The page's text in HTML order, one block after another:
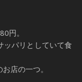
円。
ッパリとしていて食
店の一つ。